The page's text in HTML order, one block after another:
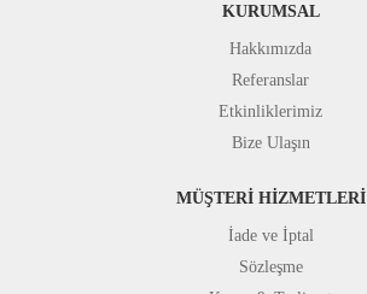
KURUMSAL
Hakkımızda
Referanslar
Etkinliklerimiz
Bize Ulaşın
MÜŞTERİ HİZMETLERİ
İade ve İptal
Sözleşme